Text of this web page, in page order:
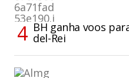
BH ganha voos
del-Rei